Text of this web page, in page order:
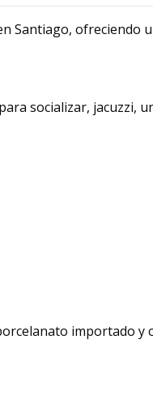
Santiago, ofreciendo
socializar, jacuzzi,
importado y